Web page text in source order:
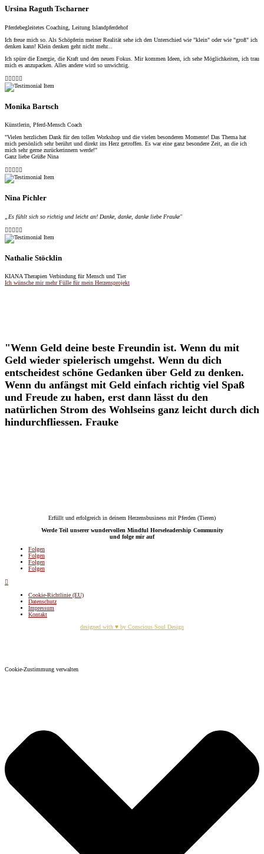
Ursina Raguth Tscharner
Pferdebegleitetes Coaching, Leitung Islandpferdehof
Ich freue mich so. Als Schöpferin meiner Realität sehe ich den Unterschied wie "klein" oder wie "groß" ich
denken kann! Klein denken geht nicht mehr...
Ich spüre die Energie, die Kraft und den neuen Fokus. Mir kommen Ideen, ich sehe Möglichkeiten, ich trau
mich es anzupacken. Alles andere wird so unwichtig.

Monika Bartsch
Künstlerin, Pferd-Mensch Coach
"Vielen herzlichen Dank für den tollen Workshop und die vielen besonderen Momente! Das Thema hat
mich persönlich sehr berührt und direkt ins Herz getroffen. Es war eine ganz besondere Zeit, an die ich
mich sehr gerne zurückerinnern werde!"
Ganz liebe Grüße Nina

Nina Pichler
„Es fühlt sich so richtig und leicht an! Danke, danke, danke liebe Frauke"

Nathalie Stöcklin
KIANA Therapien Verbindung für Mensch und Tier
Ich wünsche mir mehr Fülle für mein Herzensprojekt
"Wenn Geld deine beste Freundin ist. Wenn du mit
Geld wieder spielerisch umgehst. Wenn du dich
entscheidest schöne Gedanken über Geld zu denken.
Wenn du anfängst mit Geld einfach richtig viel Spaß
und Freude zu haben, erst dann lässt du den
natürlichen Strom des Wohlseins ganz leicht durch dich
hindurchfliessen. Frauke
Erfüllt und erfolgreich in deinem Herzensbusiness mit Pferden (Tieren)
Werde Teil unserer wundervollen Mindful Horseleadership Community
und folge mir auf
Folgen
Folgen
Folgen
Folgen

Cookie-Richtlinie (EU)
Datenschutz
Impressum
Kontakt
designed with ♥ by Conscious Soul Design
Cookie-Zustimmung verwalten